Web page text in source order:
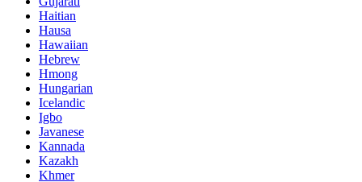
Haitian
Hausa
Hawaiian
Hebrew
Hmong
Hungarian
Icelandic
Igbo
Javanese
Kannada
Kazakh
Khmer